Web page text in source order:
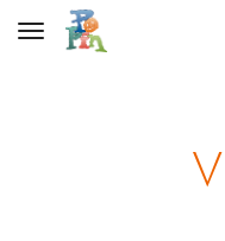
Toggle navigation